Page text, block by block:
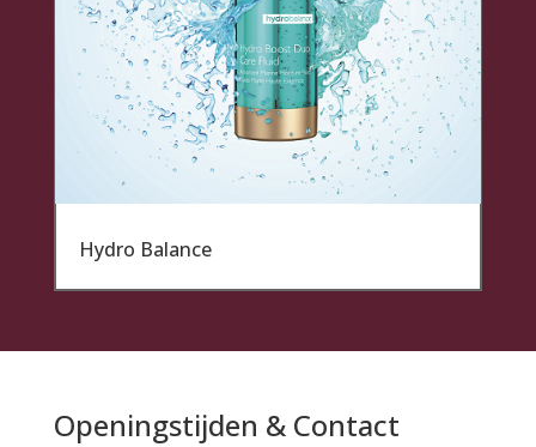
Hydro Balance
Openingstijden & Contact